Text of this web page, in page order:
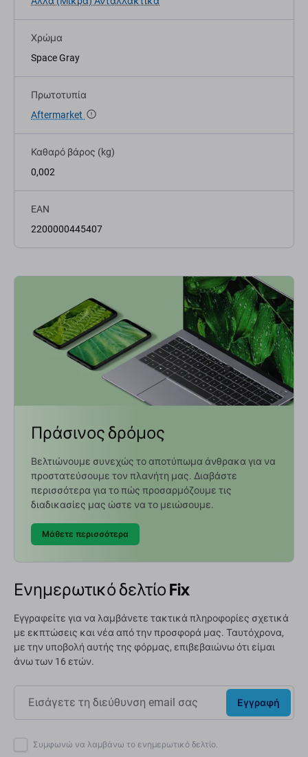
Χρώμα
Space Gray
Πρωτοτυπία
Aftermarket
Καθαρό βάρος (kg)
0,002
EAN
2200000445407
Πράσινος δρόμος
Βελτιώνουμε συνεχώς το αποτύπωμα άνθρακα για να
προστατεύσουμε τον πλανήτη μας. Διαβάστε
περισσότερα για το πώς προσαρμόζουμε τις
διαδικασίες μας ώστε να το μειώσουμε.
Μάθετε περισσότερα
Ενημερωτικό δελτίο Fix
Εγγραφείτε για να λαμβάνετε τακτικά πληροφορίες σχετικά
με εκπτώσεις και νέα από την προσφορά μας. Ταυτόχρονα,
με την υποβολή αυτής της φόρμας, επιβεβαιώνω ότι είμαι
άνω των 16 ετών.
Εγγραφή
Συμφωνώ να λαμβάνω το ενημερωτικό δελτίο.